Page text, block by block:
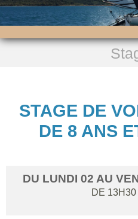
Stage de Voile à partir de 8 ans et
STAGE DE
DE 8 ANS
DU LUNDI 02 AU
DE